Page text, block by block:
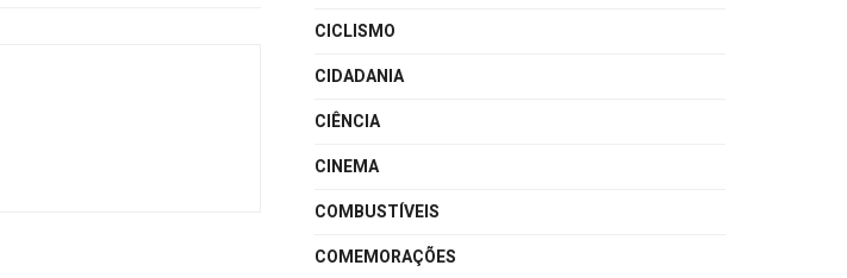
CICLISMO
CIDADANIA
CIÊNCIA
CINEMA
COMBUSTÍVEIS
COMEMORAÇÕES